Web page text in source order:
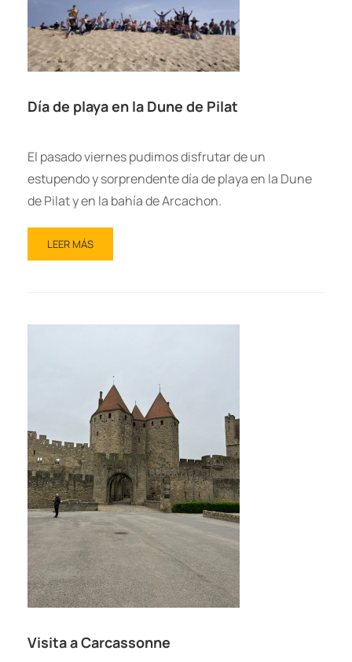
Día de playa en la Dune de Pilat
El pasado viernes pudimos disfrutar de un
estupendo y sorprendente día de playa en la Dune
de Pilat y en la bahía de Arcachon.
LEER MÁS
Visita a Carcassonne